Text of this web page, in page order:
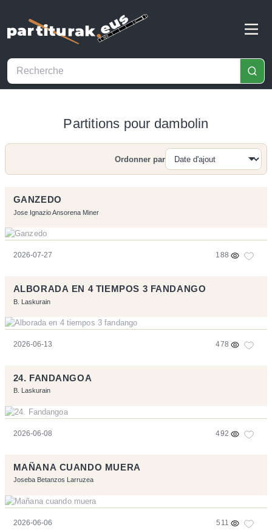
Partitions pour dambolin
Recherche
Ordonner par
GANZEDO
Jose Ignazio Ansorena Miner
2026-07-27 188
ALBORADA EN 4 TIEMPOS 3 FANDANGO
B. Laskurain
2026-06-13 478
24. FANDANGOA
B. Laskurain
2026-06-08 492
MAÑANA CUANDO MUERA
Joseba Betanzos Larruzea
2026-06-06 511